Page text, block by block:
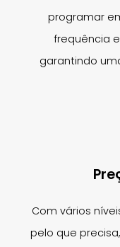
programar
frequência
garantindo
Com vários
pelo que